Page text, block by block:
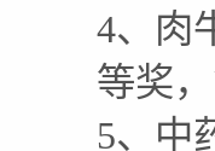
4、肉
等奖
5、中